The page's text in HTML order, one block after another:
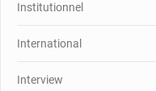
Institutionnel
International
Interview